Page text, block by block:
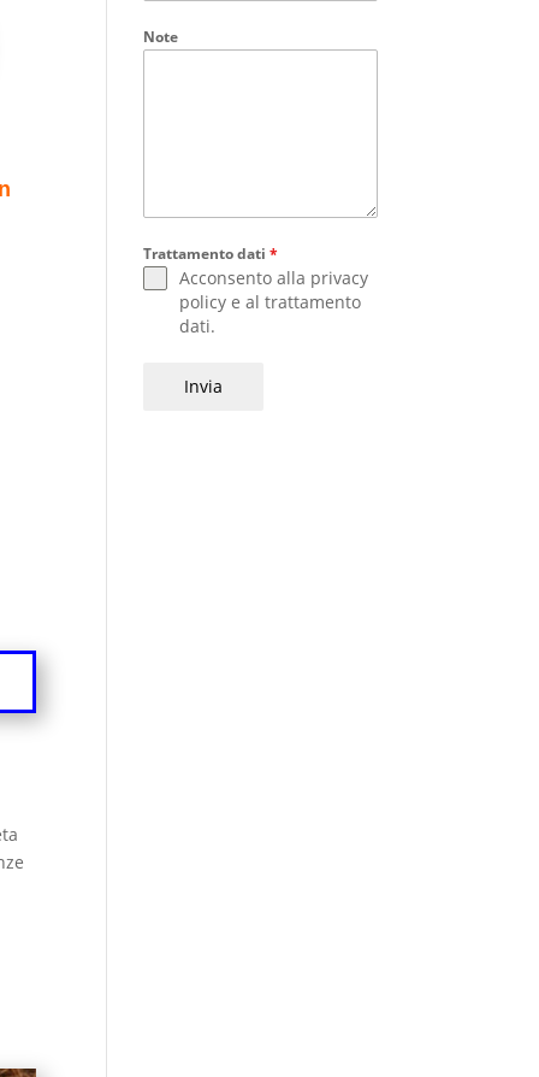
Note
Trattamento dati*
Acconsento alla privacy
policy e altrattamento
dati.
Invia